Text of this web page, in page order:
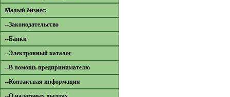
Малый бизнес:
--Законодательство
--Банки
--Электронный каталог
--В помощь предпринимателю
--Контактная информация